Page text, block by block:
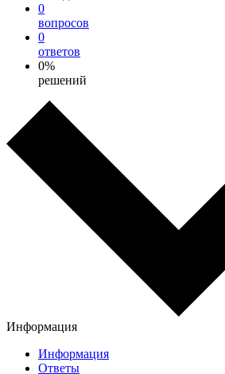
0
вопросов
0
ответов
0%
решений
Информация
Информация
Ответы